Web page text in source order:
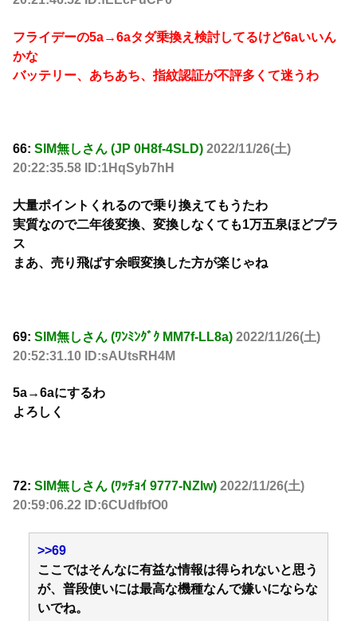
フライデーの5a→6aタダ乗換え検討してるけど6aいいん
かな
バッテリー、あちあち、指紋認証が不評多くて迷うわ
66: SIM無しさん (JP 0H8f-4SLD) 2022/11/26(土)
20:22:35.58 ID:1HqSyb7hH
大量ポイントくれるので乗り換えてもうたわ
実質なので二年後変換、変換しなくても1万五泉ほどプラ
ス
まあ、売り飛ばす余暇変換した方が楽じゃね
69: SIM無しさん (ﾜﾝﾐﾝｸﾞｸ MM7f-LL8a) 2022/11/26(土)
20:52:31.10 ID:sAUtsRH4M
5a→6aにするわ
よろしく
72: SIM無しさん (ﾜｯﾁｮｲ 9777-NZIw) 2022/11/26(土)
20:59:06.22 ID:6CUdfbfO0
>>69
ここではそんなに有益な情報は得られないと思う
が、普段使いには最高な機種なんで嫌いにならな
いでね。